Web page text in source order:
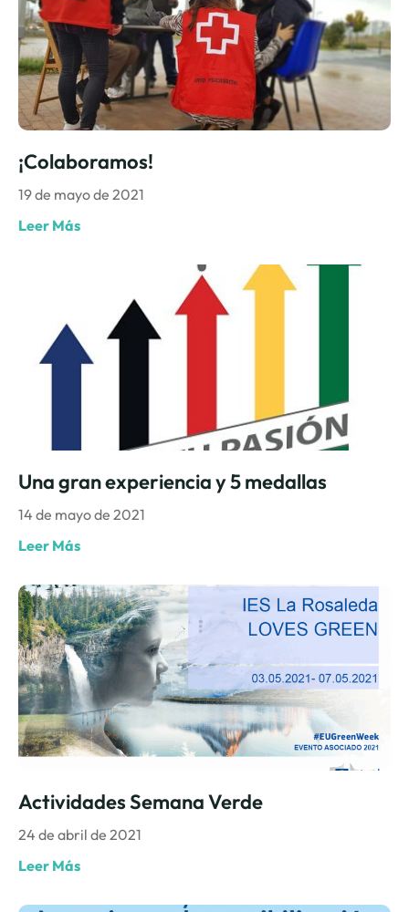
¡Colaboramos!
19 de mayo de 2021
Leer Más
Una gran experiencia y 5 medallas
14 de mayo de 2021
Leer Más
Actividades Semana Verde
24 de abril de 2021
Leer Más